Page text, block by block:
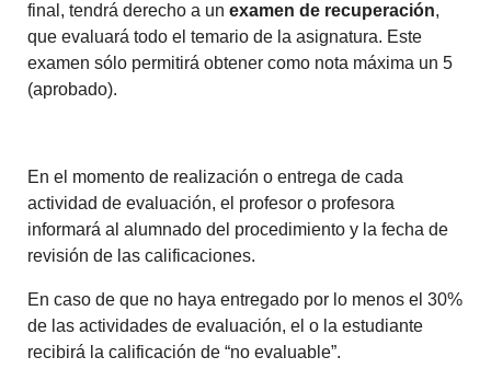
final, tendrá derecho a unexamen de recuperación,
que evaluará todo el temario de la asignatura. Este
examen sólo permitirá obtener como nota máxima un 5
(aprobado).
En el momento de realización o entrega de cada
actividad de evaluación, el profesor o profesora
informará al alumnado del procedimiento y la fecha de
revisión de las calificaciones.
En caso de que no haya entregado por lo menos el 30%
de las actividades de evaluación, el o la estudiante
recibirá la calificación de “no evaluable”.